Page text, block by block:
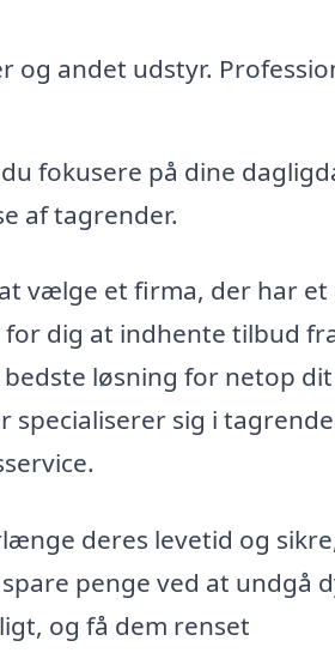
andet udstyr.
fokusere på dine
af tagrender.
vælge et firma, der har
dig at indhente tilbud
løsning for netop dit
specialiserer sig i
deres levetid og
penge ved at undgå
og få dem renset